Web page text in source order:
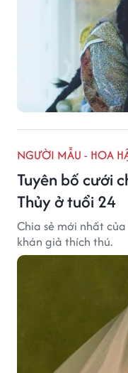
NGƯỜI MẪU - HOA
Tuyên bố cưới
Thủy ở tuổi 24
Chia sẻ mới nhất
khán giả thích thú.